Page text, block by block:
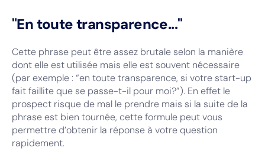
"En toute transparence..."
Cette phrase peut être assez brutale selon la manière
dont elle est utilisée mais elle est souvent nécessaire
(par exemple : “en toute transparence, si votre start-up
fait faillite que se passe-t-il pour moi?”). En effet le
prospect risque de mal le prendre mais si la suite de la
phrase est bien tournée, cette formule peut vous
permettre d’obtenir la réponse à votre question
rapidement.